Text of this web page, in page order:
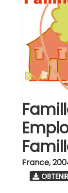
France,